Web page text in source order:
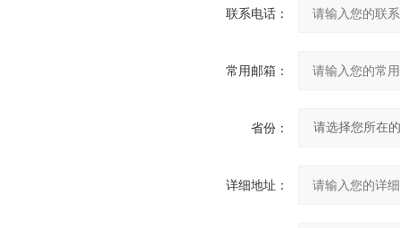
联系电话：
常用邮箱：
省份：
详细地址：